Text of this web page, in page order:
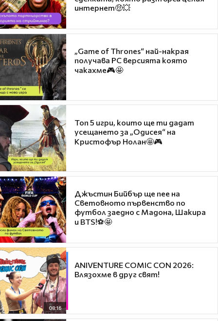
интернет🤑💥
„Game of Thrones“ най-накрая
получава PC версията която
чакахме🎮🤩
Топ 5 игри, които ще ти дадат
усещането за „Одисея“ на
Кристофър Нолан🤩🎮
Джъстин Бийбър ще пее на
Световното първенство по
футбол заедно с Мадона, Шакира
и BTS!⚽🤩
08:16
ANIVENTURE COMIC CON 2026:
Влязохме в друг свят!